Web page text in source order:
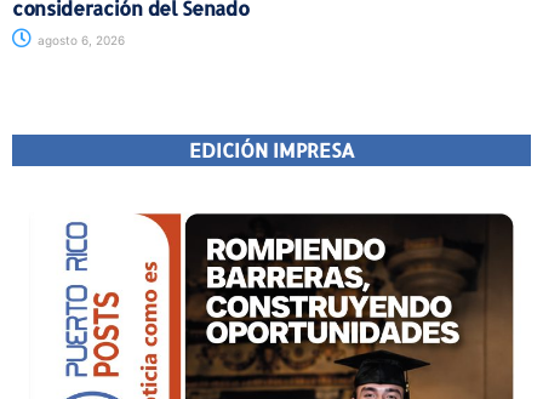
consideración del Senado
agosto 6, 2026
EDICIÓN IMPRESA